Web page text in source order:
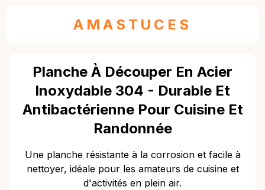
AMASTUCES
Planche À Découper En Acier
Inoxydable 304 - Durable Et
Antibactérienne Pour Cuisine Et
Randonnée
Une planche résistante à la corrosion et facile à
nettoyer, idéale pour les amateurs de cuisine et
d'activités en plein air.